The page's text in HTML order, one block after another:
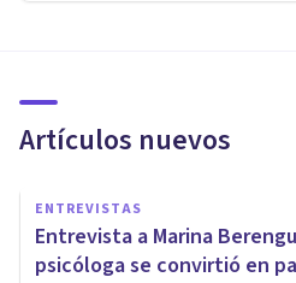
Artículos nuevos
ENTREVISTAS
Entrevista a Marina
psicóloga se convirtió en